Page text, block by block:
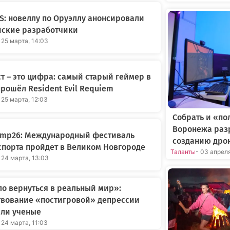
новеллу по Оруэллу анонсировали
разработчики
марта, 14:03
– это цифра: самый старый геймер в
Resident Evil Requiem
марта, 12:03
Международный фестиваль
пройдет в Великом Новгороде
марта, 13:03
вернуться в реальный мир»:
«постигровой» депрессии
ученые
марта, 11:03
Собрать и
Воронежа
созданию
Таланты- 03